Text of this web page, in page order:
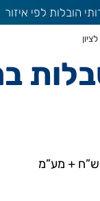
הובלות לפי איזור